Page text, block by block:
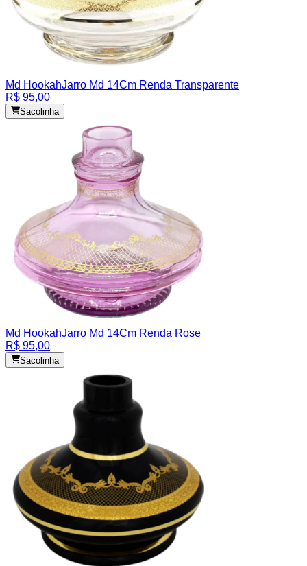
Md HookahJarro Md 14Cm Renda Transparente
R$ 95,00
Sacolinha
Md HookahJarro Md 14Cm Renda Rose
R$ 95,00
Sacolinha